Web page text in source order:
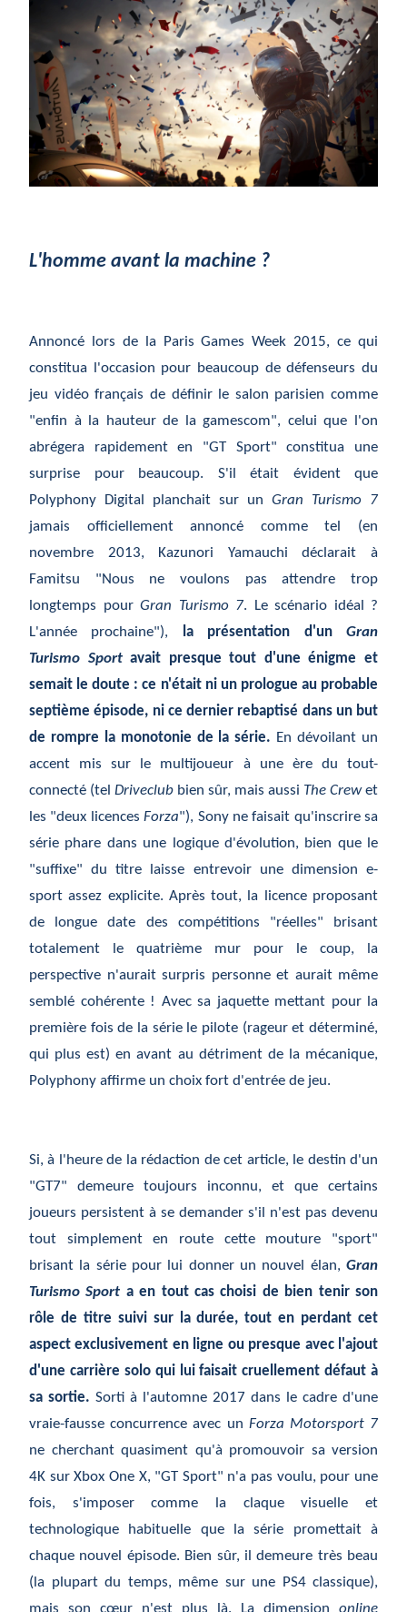
L'homme avant la machine ?
Annoncé lors de la Paris Games Week 2015, ce qui
constitua l'occasion pour beaucoup de défenseurs du
jeu vidéo français de définir le salon parisien comme
"enfin à la hauteur de la gamescom", celui que l'on
abrégera rapidement en "GT Sport" constitua une
surprise pour beaucoup. S'il était évident que
Polyphony Digital planchait sur un Gran Turismo 7
jamais officiellement annoncé comme tel (en
novembre 2013, Kazunori Yamauchi déclarait à
Famitsu "Nous ne voulons pas attendre trop
longtemps pour Gran Turismo 7. Le scénario idéal ?
L'année prochaine"),
la présentation d'unGran
Turismo Sportavait presque tout d'une énigme et
semait le doute : ce n'était ni un prologue au probable
septième épisode, ni ce dernier rebaptisé dans un but
de rompre la monotonie de la série. En dévoilant un
accent mis sur le multijoueur à une ère du tout-
connecté (tel Driveclub bien sûr, mais aussi The Crewet
les "deux licencesForza"), Sony ne faisait qu'inscrire sa
série phare dans une logique d'évolution, bien que le
"suffixe" du titre laisse entrevoir une dimension e-
sport assez explicite. Après tout, la licence proposant
de longue date des compétitions "réelles" brisant
totalement le quatrième mur pour le coup, la
perspective n'aurait surpris personne et aurait même
semblé cohérente ! Avec sa jaquette mettant pour la
première fois de la série le pilote (rageur et déterminé,
qui plus est) en avant au détriment de la mécanique,
Polyphony affirme un choix fort d'entrée de jeu.
Si, à l'heure de la rédaction de cet article, le destin d'un
"GT7" demeure toujours inconnu, et que certains
joueurs persistent à se demander s'il n'est pas devenu
tout simplement en route cette mouture "sport"
brisant la série pour lui donner un nouvel élan, Gran
Turismo Sport a en tout cas choisi de bien tenir son
rôle de titre suivi sur la durée, tout en perdant cet
aspect exclusivement en ligne ou presque avec l'ajout
d'une carrière solo qui lui faisait cruellement défaut à
sa sortie. Sorti à l'automne 2017 dans le cadre d'une
vraie-fausse concurrence avec un Forza Motorsport 7
ne cherchant quasiment qu'à promouvoir sa version
4K sur Xbox One X, "GT Sport" n'a pas voulu, pour une
fois, s'imposer comme la claque visuelle et
technologique habituelle que la série promettait à
chaque nouvel épisode. Bien sûr, il demeure très beau
(la plupart du temps, même sur une PS4 classique),
mais son cœur n'est plus là. La dimension online